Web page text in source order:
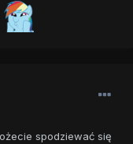
spodziewać się